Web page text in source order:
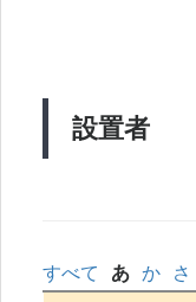
設置者
すべて あ か さ